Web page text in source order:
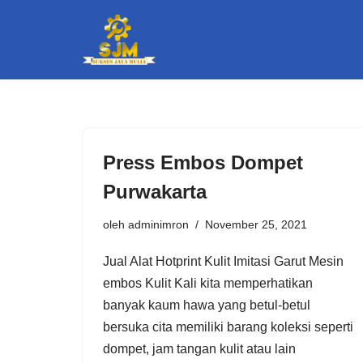
Press Embos Dompet
Purwakarta
oleh adminimron November 25, 2021
Jual Alat Hotprint Kulit Imitasi Garut Mesin
embos Kulit Kali kita memperhatikan
banyak kaum hawa yang betul-betul
bersuka cita memiliki barang koleksi seperti
dompet, jam tangan kulit atau lain